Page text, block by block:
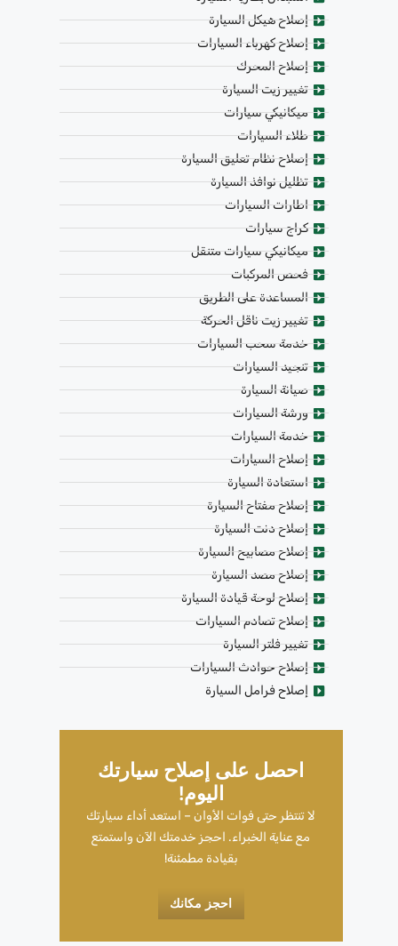
إصلاح هيكل السيارة
إصلاح كهرباء السيارات
إصلاح المحرك
تغيير زيت السيارة
ميكانيكي سيارات
طلاء السيارات
إصلاح نظام تعليق السيارة
تظليل نوافذ السيارة
اطارات السيارات
كراج سيارات
ميكانيكي سيارات متنقل
فحص المركبات
المساعدة على الطريق
تغيير زيت ناقل الحركة
خدمة سحب السيارات
تنجيد السيارات
صيانة السيارة
ورشة السيارات
خدمة السيارات
إصلاح السيارات
استعادة السيارة
إصلاح مفتاح السيارة
إصلاح دنت السيارة
إصلاح مصابيح السيارة
إصلاح مصد السيارة
إصلاح لوحة قيادة السيارة
إصلاح تصادم السيارات
تغيير فلتر السيارة
إصلاح حوادث السيارات
إصلاح فرامل السيارة
احصل على إصلاح سيارتك
اليوم!
لا تنتظر حتى فوات الأوان – استعد أداء سيارتك
مع عناية الخبراء. احجز خدمتك الآن واستمتع
بقيادة مطمئنة!
احجز مكانك